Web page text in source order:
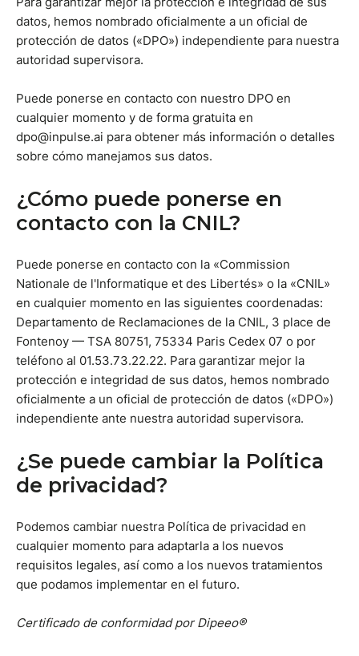
datos, hemos nombrado oficialmente a un oficial de
protección de datos («DPO») independiente para nuestra
autoridad supervisora.
Puede ponerse en contacto con nuestro DPO en
cualquier momento y de forma gratuita en
dpo@inpulse.ai para obtener más información o detalles
sobre cómo manejamos sus datos.
¿Cómo puede ponerse en
contacto con la CNIL?
Puede ponerse en contacto con la «Commission
Nationale de l'Informatique et des Libertés» o la «CNIL»
en cualquier momento en las siguientes coordenadas:
Departamento de Reclamaciones de la CNIL, 3 place de
Fontenoy — TSA 80751, 75334 Paris Cedex 07 o por
teléfono al 01.53.73.22.22. Para garantizar mejor la
protección e integridad de sus datos, hemos nombrado
oficialmente a un oficial de protección de datos («DPO»)
independiente ante nuestra autoridad supervisora.
¿Se puede cambiar la Política
de privacidad?
Podemos cambiar nuestra Política de privacidad en
cualquier momento para adaptarla a los nuevos
requisitos legales, así como a los nuevos tratamientos
que podamos implementar en el futuro.
Certificado de conformidad por Dipeeo®